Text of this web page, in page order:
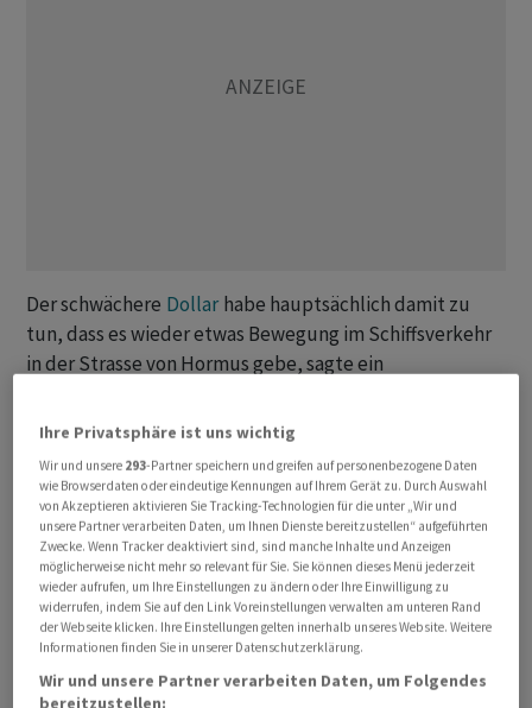
Der schwächere Dollar habe hauptsächlich damit zu
tun, dass es wieder etwas Bewegung im Schiffsverkehr
in der Strasse von Hormus gebe, sagte ein
vorankommen bei ihrem strategischen Ziel eines
Regimewechsels, indem sie weitere Führungsfiguren
des Regimes getötet hätten. Dies nähre die leise
Hoffnung auf ein baldiges Ende des Iran-Kriegs.
Allerdings sei die Lage instabil.
Der deutliche Preisrückgang bei den Spotkontrakten
fürBrent-Ölfür Juni (80-85Dollar/Barrel) deute darauf
hin, dass der Markt davon ausgehe, dass die USA bis
zum dritten Quartal genügend Transitkorridore
Ihre Privatsphäre ist uns wichtig
Wir und unsere 293-Partner speichern und greifen auf personenbezogene Daten
wie Browserdaten oder eindeutige Kennungen auf Ihrem Gerät zu. Durch Auswahl
von Akzeptieren aktivieren Sie Tracking-Technologien für die unter „Wir und
unsere Partner verarbeiten Daten, um Ihnen Dienste bereitzustellen“ aufgeführten
Zwecke. Wenn Tracker deaktiviert sind, sind manche Inhalte und Anzeigen
möglicherweise nicht mehr so relevant für Sie. Sie können dieses Menü jederzeit
wieder aufrufen, um Ihre Einstellungen zu ändern oder Ihre Einwilligung zu
widerrufen, indem Sie auf den Link Voreinstellungen verwalten am unteren Rand
der Webseite klicken. Ihre Einstellungen gelten innerhalb unseres Website. Weitere
Informationen finden Sie in unserer Datenschutzerklärung.
Wir und unsere Partner verarbeiten Daten, um Folgendes
bereitzustellen: